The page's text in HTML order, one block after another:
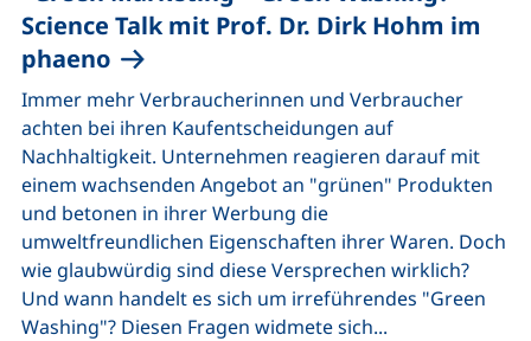
Science Talk mit Prof. Dr. Dirk Hohm im
phaeno
Immer mehr Verbraucherinnen und Verbraucher
achten bei ihren Kaufentscheidungen auf
Nachhaltigkeit. Unternehmen reagieren darauf mit
einem wachsenden Angebot an "grünen" Produkten
und betonen in ihrer Werbung die
umweltfreundlichen Eigenschaften ihrer Waren. Doch
wie glaubwürdig sind diese Versprechen wirklich?
Und wann handelt es sich um irreführendes "Green
Washing"? Diesen Fragen widmete sich...